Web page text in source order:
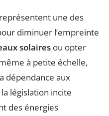
une des
diminuer l’empreinte
solaires ou opter
à petite échelle,
dépendance aux
législation incite
des énergies